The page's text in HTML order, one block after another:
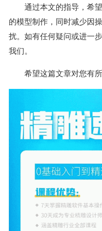
通过本文的指导，希
的模型制作，同时减少因
扰。如有任何疑问或进一
我们。
希望这篇文章对您有所